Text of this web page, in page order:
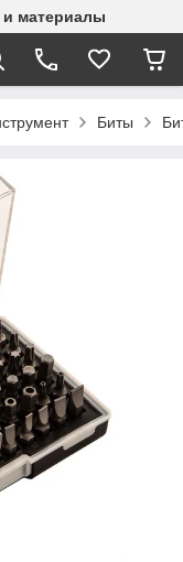
материалы
Биты